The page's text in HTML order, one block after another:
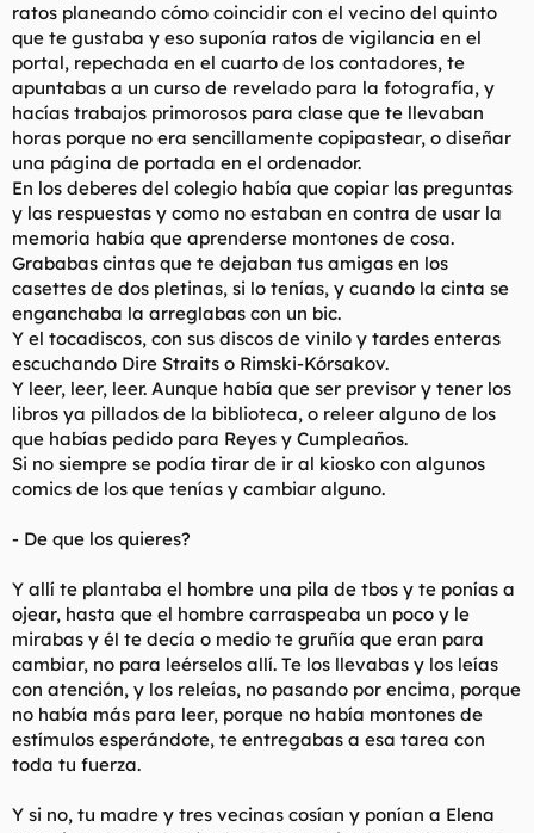
ratos planeando cómo coincidir con el vecino del quinto
que te gustaba y eso suponía ratos de vigilancia en el
portal, repechada en el cuarto de los contadores, te
apuntabas a un curso de revelado para la fotografía, y
hacías trabajos primorosos para clase que te llevaban
horas porque no era sencillamente copipastear, o diseñar
una página de portada en el ordenador.
En los deberes del colegio había que copiar las preguntas
y las respuestas y como no estaban en contra de usar la
memoria había que aprenderse montones de cosa.
Grababas cintas que te dejaban tus amigas en los
casettes de dos pletinas, si lo tenías, y cuando la cinta se
enganchaba la arreglabas con un bic.
Y el tocadiscos, con sus discos de vinilo y tardes enteras
escuchando Dire Straits o Rimski-Kórsakov.
Y leer, leer, leer. Aunque había que ser previsor y tener los
libros ya pillados de la biblioteca, o releer alguno de los
que habías pedido para Reyes y Cumpleaños.
Si no siempre se podía tirar de ir al kiosko con algunos
comics de los que tenías y cambiar alguno.
- De que los quieres?
Y allí te plantaba el hombre una pila de tbos y te ponías a
ojear, hasta que el hombre carraspeaba un poco y le
mirabas y él te decía o medio te gruñía que eran para
cambiar, no para leérselos allí. Te los llevabas y los leías
con atención, y los releías, no pasando por encima, porque
no había más para leer, porque no había montones de
estímulos esperándote, te entregabas a esa tarea con
toda tu fuerza.
Y si no, tu madre y tres vecinas cosían y ponían a Elena